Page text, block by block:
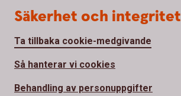
Säkerhet och integritet
Ta tillbaka cookie-medgivande
Så hanterar vi cookies
Behandling av personuppgifter